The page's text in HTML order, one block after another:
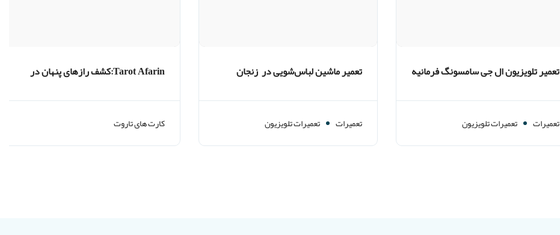
تعمیر تلویزیون ال جی سامسونگ فرمانیه
تعمیرات تعمیرات تلویزیون
تعمیر ماشین لباس‌شویی در زنجان
تعمیرات تعمیرات تلویزیون
Tarot Afarin:کشف رازهای پنهان در
کارت های تاروت